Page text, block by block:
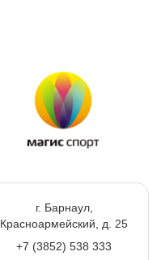
г. Барнаул,
Красноармейский, д. 25
+7 (3852) 538 333